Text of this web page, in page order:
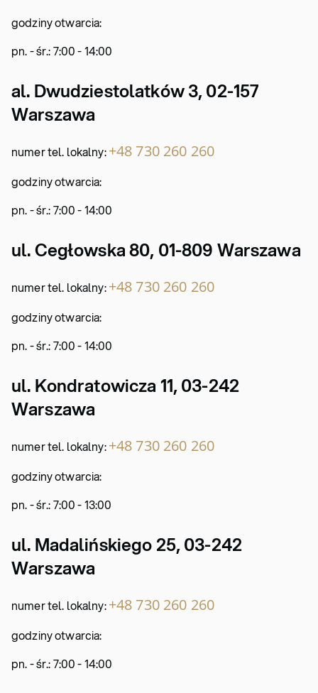
godziny otwarcia:
pn. - śr.: 7:00 - 14:00
al. Dwudziestolatków 3, 02-157
Warszawa
numer tel. lokalny:+48 730 260 260
godziny otwarcia:
pn. - śr.: 7:00 - 14:00
ul. Cegłowska 80, 01-809 Warszawa
numer tel. lokalny:+48 730 260 260
godziny otwarcia:
pn. - śr.: 7:00 - 14:00
ul. Kondratowicza 11, 03-242
Warszawa
numer tel. lokalny:+48 730 260 260
godziny otwarcia:
pn. - śr.: 7:00 - 13:00
ul. Madalińskiego 25, 03-242
Warszawa
numer tel. lokalny:+48 730 260 260
godziny otwarcia:
pn. - śr.: 7:00 - 14:00